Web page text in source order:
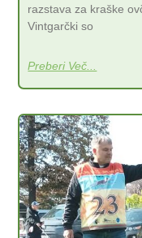
razstava za kraške
Vintgarčki so
Preberi Več...